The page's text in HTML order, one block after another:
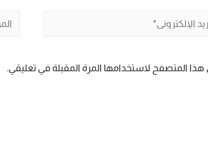
هذا المتصفح لاستخدامها المرة المقبلة في تعليقي.